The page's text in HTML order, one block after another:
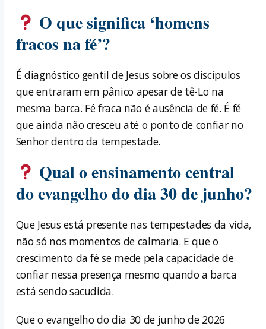
O que significa ‘homens
fracos na fé’?
É diagnóstico gentil de Jesus sobre os discípulos
que entraram em pânico apesar de tê-Lo na
mesma barca. Fé fraca não é ausência de fé. É fé
que ainda não cresceu até o ponto de confiar no
Senhor dentro da tempestade.
Qual o ensinamento central
do evangelho do dia 30 de junho?
Que Jesus está presente nas tempestades da vida,
não só nos momentos de calmaria. E que o
crescimento da fé se mede pela capacidade de
confiar nessa presença mesmo quando a barca
está sendo sacudida.
Que o evangelho do dia 30 de junho de 2026